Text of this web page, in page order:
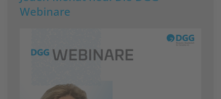
Webinare